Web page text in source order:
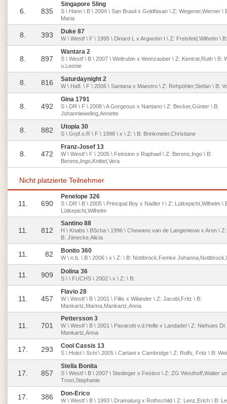
6. 835
Singapore Sling
S \ Hann \ B \ 2004 \ San Brasil x Goldfasan \ Z: Wegener,Werner \
Maria
8. 393 Duke 87
W \ Westf \ F \ 1995 \ Dinard L x Argwohn I \ Z: Freisfeld,Wilhelm \
8. 897
Wantara 2
S \ Westf \ B \ 2007 \ Weltrubin x Weinzauber \ Z: Kentrat,Ruth \ B:
u.Leonie
8. 816 Saturdaynight 2
W \ Hafl. \ F \ 2006 \ Santana x Maestro \ Z: Rehpöhler,Stefan \ B:
8. 492
Gina 1791
S \ DR \ F \ 2008 \ A Gorgeous x Nantano \ Z: Becker,Günter \ B:
Johannleweling,Annette
8. 882 Utopia 30
S \ Grpf.o.R \ F \ 1998 \ x \ Z: \ B: Brinkmeier,Christiane
8. 472
Franz-Josef 13
W \ Westf \ F \ 2005 \ Feinsinn x Raphael \ Z: Berens,Ingo \ B:
Berens,Ingo,Knittel,Vera
Nicht platzierte Teilnehmer
11. 690
Penelope 326
S \ DR \ B \ 2005 \ Principal Boy x Nadler I \ Z: Lütkepicht,Wilhelm \
Lütkepicht,Wilhelm
11. 812
Santino 88
H \ Knabs \ BScha \ 1996 \ Chewano van de Langenieuw x Aron \
B: Jänecke,Alicia
11. 82 Bonito 360
W \ n.b. \ B \ 2006 \ x \ Z: \ B: Nottbrock,Femke
11. 909 Dolina 36
S \ \ FUCHS \ 2002 \ x \ Z: \ B:
11. 457
Flavio 28
W \ Westf \ B \ 2001 \ Fillis x Wilander \ Z: Jacobi,Fritz \ B:
Mankartz,Marina,Mankartz,Anna
11. 701
Pettersson 3
W \ Westf \ B \ 2001 \ Pavarotti v.d.Helle x Landadel \ Z: Niehues
Mankartz,Anna
17. 293 Cool Cassis 13
S \ Holst \ Schi \ 2005 \ Cartani x Cambridge \ Z: Rolfs, Fritz \ B:
17. 857
Stella Bonita
S \ Westf \ B \ 2007 \ Stedinger x Festivo \ Z: ZG Westhoff,Walter
Trost,Stephanie
17. 386 Don-Erico
W \ Westf \ B \ 1993 \ Dramaturg x Rothschild \ Z: Lenz,Erich \ B: